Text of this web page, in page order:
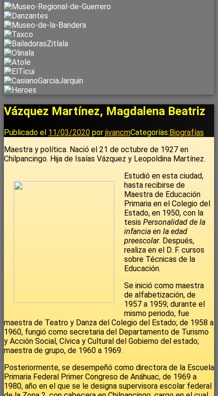
Vázquez Martínez, Magdalena Beatriz
Publicado el 11/03/2020 por jivancmCategorías: Biografías
Maestra y política. Nació el 21 de octubre de 1927 en
Chilpancingo. Hija de Isaías Vázquez y Leopoldina Martínez.
Estudió en esta ciudad,
hasta recibirse de
Maestra de Educación
Primaria en el Colegio del
Estado, en 1950, con la
tesis Personalidad de la
infancia en la edad
preescolar. Después,
realiza en el D. F. cursos
sobre Técnicas de la
Educación.
Se inició como maestra
de alfabetización, de
1957 a 1959; durante el
mismo periodo, fue
maestra de Teatro y Danza del Colegio del Estado; de 1958 a
1960, fungió como secretaria del Departamento de Turismo
y Acción Social, Cívica y Cultural del Gobierno del estado;
maestra de grupo, de 1960 a 1969.
Posteriormente, se desempeñó como directora de la Escuela
Primaria Federal Primer Congreso de Anáhuac, de 1969 a
1980, año en el que se le designa supervisora escolar federal